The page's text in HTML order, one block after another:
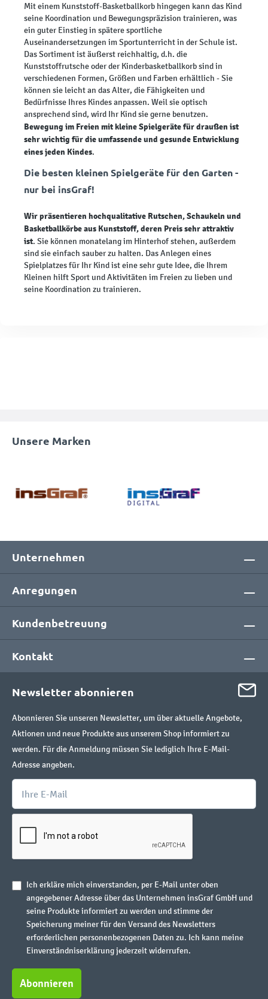
Mit einem Kunststoff-Basketballkorb hingegen kann das Kind
seine Koordination und Bewegungspräzision trainieren, was
ein guter Einstieg in spätere sportliche
Auseinandersetzungen im Sportunterricht in der Schule ist.
Das Sortiment ist äußerst reichhaltig, d.h. die
Kunststoffrutsche oder der Kinderbasketballkorb sind in
verschiedenen Formen, Größen und Farben erhältlich - Sie
können sie leicht an das Alter, die Fähigkeiten und
Bedürfnisse Ihres Kindes anpassen. Weil sie optisch
ansprechend sind, wird Ihr Kind sie gerne benutzen.
Bewegung im Freien mit kleine Spielgeräte für draußen ist
sehr wichtig für die umfassende und gesunde Entwicklung
eines jeden Kindes.
Die besten kleinen Spielgeräte für den Garten -
nur bei insGraf!
Wir präsentieren hochqualitative Rutschen, Schaukeln und
Basketballkörbe aus Kunststoff, deren Preis sehr attraktiv
ist. Sie können monatelang im Hinterhof stehen, außerdem
sind sie einfach sauber zu halten. Das Anlegen eines
Spielplatzes für Ihr Kind ist eine sehr gute Idee, die Ihrem
Kleinen hilft Sport und Aktivitäten im Freien zu lieben und
seine Koordination zu trainieren.
Unsere Marken
Unternehmen
Anregungen
Kundenbetreuung
Kontakt
Newsletter abonnieren
Abonnieren Sie unseren Newsletter, um über aktuelle Angebote,
Aktionen und neue Produkte aus unserem Shop informiert zu
werden. Für die Anmeldung müssen Sie lediglich Ihre E-Mail-
Adresse angeben.
Ich erkläre mich einverstanden, per E-Mail unter oben
angegebener Adresse über das Unternehmen insGraf GmbH und
seine Produkte informiert zu werden und stimme der
Speicherung meiner für den Versand des Newsletters
erforderlichen personenbezogenen Daten zu. Ich kann meine
Einverständniserklärung jederzeit widerrufen.
Abonnieren